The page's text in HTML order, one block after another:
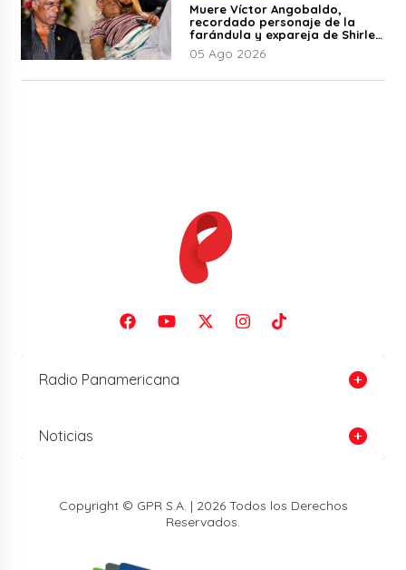
Muere Víctor Angobaldo,
recordado personaje de la
farándula y expareja de Shirley
Cherres
05 Ago 2026
Radio Panamericana
Noticias
Copyright © GPR S.A. | 2026 Todos los Derechos
Reservados.